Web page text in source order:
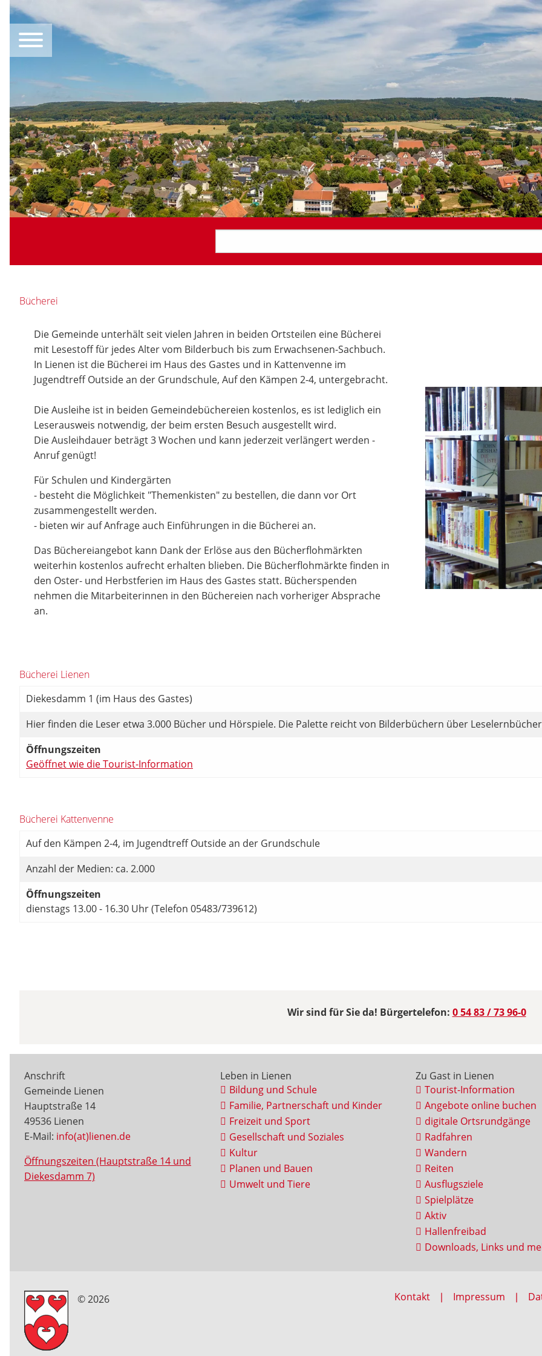
Bücherei
Die Gemeinde unterhält seit vielen Jahren in beiden Ortsteilen eine Bücherei
mit Lesestoff für jedes Alter vom Bilderbuch bis zum Erwachsenen-Sachbuch.
In Lienen ist die Bücherei im Haus des Gastes und in Kattenvenne im
Jugendtreff Outside an der Grundschule, Auf den Kämpen 2-4, untergebracht.
Die Ausleihe ist in beiden Gemeindebüchereien kostenlos, es ist lediglich ein
Leserausweis notwendig, der beim ersten Besuch ausgestellt wird.
Die Ausleihdauer beträgt 3 Wochen und kann jederzeit verlängert werden -
Anruf genügt!
Für Schulen und Kindergärten
- besteht die Möglichkeit "Themenkisten" zu bestellen, die dann vor Ort
zusammengestellt werden.
- bieten wir auf Anfrage auch Einführungen in die Bücherei an.
Das Büchereiangebot kann Dank der Erlöse aus den Bücherflohmärkten
weiterhin kostenlos aufrecht erhalten blieben. Die Bücherflohmärkte finden in
den Oster- und Herbstferien im Haus des Gastes statt. Bücherspenden
nehmen die Mitarbeiterinnen in den Büchereien nach vorheriger Absprache
an.
Bücherei Lienen
Diekesdamm 1 (im Haus des Gastes)
Hier finden die Leser etwa 3.000 Bücher und Hörspiele. Die Palette reicht von Bilderbüchern über
Öffnungszeiten
Geöffnet wie die Tourist-Information
Bücherei Kattenvenne
Auf den Kämpen 2-4, im Jugendtreff Outside an der Grundschule
Anzahl der Medien: ca. 2.000
Öffnungszeiten
dienstags 13.00 - 16.30 Uhr (Telefon 05483/739612)
Wir sind für Sie da! Bürgertelefon: 0 54 83 / 73 96-0
Anschrift
Gemeinde Lienen
Hauptstraße 14
49536 Lienen
E-Mail: info(at)lienen.de
Öffnungszeiten (Hauptstraße 14 und
Diekesdamm 7)
Leben in Lienen
Bildung und Schule
Familie, Partnerschaft und Kinder
Freizeit und Sport
Gesellschaft und Soziales
Kultur
Planen und Bauen
Umwelt und Tiere
Zu Gast in Lienen
Tourist-Information
Angebote online buchen
digitale Ortsrundgänge
Radfahren
Wandern
Reiten
Ausflugsziele
Spielplätze
Aktiv
Hallenfreibad
Downloads, Links und
© 2026 Kontakt Impressum